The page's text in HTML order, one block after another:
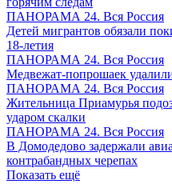
ПАНОРАМА 24. Вся Россия
Детей мигрантов обязали
18-летия
ПАНОРАМА 24. Вся Россия
Медвежат-попрошаек
ПАНОРАМА 24. Вся Россия
Жительница Приамурья
ударом скалки
ПАНОРАМА 24. Вся Россия
В Домодедово задержали
контрабандных черепах
Показать ещё